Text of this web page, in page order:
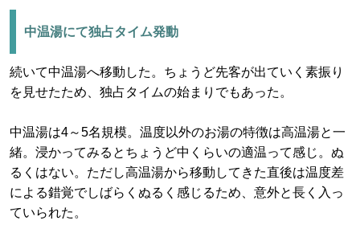
中温湯にて独占タイム発動
続いて中温湯へ移動した。ちょうど先客が出ていく素振り
を見せたため、独占タイムの始まりでもあった。
中温湯は4～5名規模。温度以外のお湯の特徴は高温湯と一
緒。浸かってみるとちょうど中くらいの適温って感じ。ぬ
るくはない。ただし高温湯から移動してきた直後は温度差
による錯覚でしばらくぬるく感じるため、意外と長く入っ
ていられた。